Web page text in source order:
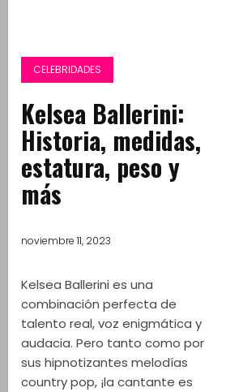
CELEBRIDADES
Kelsea Ballerini:
Historia, medidas,
estatura, peso y
más
noviembre 11, 2023
Kelsea Ballerini es una
combinación perfecta de
talento real, voz enigmática y
audacia. Pero tanto como por
sus hipnotizantes melodías
country pop, ¡la cantante es